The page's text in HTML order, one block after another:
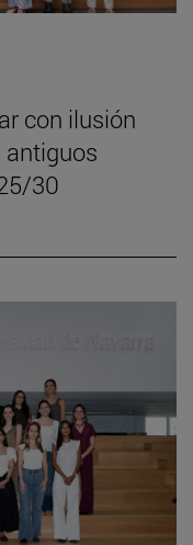
con ilusión
antiguos
30